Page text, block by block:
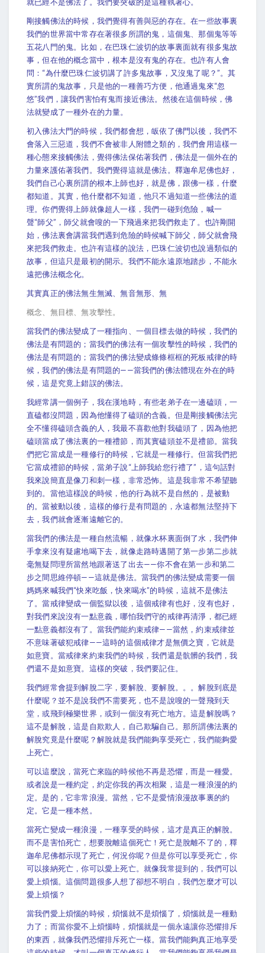
剛接觸佛法的時候，我們覺得有善與惡的存在。在一些故事裏
我們的世界當中常存在著很多所謂的鬼，這個鬼、那個鬼等等
五花八門的鬼。比如，在巴珠仁波切的故事裏面就有很多鬼故
事，但在他的概念當中，根本是沒有鬼的存在。也許有人會
問：“為什麼巴珠仁波切講了許多鬼故事，又沒鬼了呢？”。其
實所謂的鬼故事，只是他的一種善巧方便，他通過鬼來“忽
悠”我們，讓我們害怕有鬼而接近佛法。然後在這個時候，佛
法就變成了一種外在的力量。
初入佛法大門的時候，我們都會想，皈依了佛門以後，我們不
會落入三惡道，我們不會被非人附體之類的，我們會用這樣一
種心態來接觸佛法，覺得佛法保佑著我們，佛法是一個外在的
力量來護佑著我們。我們覺得這就是佛法。釋迦牟尼佛也好，
我們自己心裏所謂的根本上師也好，就是佛，跟佛一樣，什麼
都知道。其實，他什麼都不知道，他只不過知道一些佛法的道
理。你們覺得上師就像超人一樣，我們一碰到危險，喊一
聲“師父”，師父就會嗖的一下飛過來把我們救走了。也許剛開
始，佛法裏會講當我們遇到危險的時候喊下師父，師父就會飛
來把我們救走。也許有這樣的說法，巴珠仁波切也說過類似的
故事，但這只是最初的開示。我們不能永遠原地踏步，不能永
遠把佛法概念化。
其實真正的佛法無生無滅、無音無形、無
概念、無目標、無攻擊性。
當我們的佛法變成了一種指向、一個目標去做的時候，我們的
佛法是有問題的；當我們的佛法有一個攻擊性的時候，我們的
佛法是有問題的；當我們的佛法變成條條框框的死板戒律的時
候，我們的佛法是有問題的——當我們的佛法體現在外在的時
候，這是究竟上錯誤的佛法。
我經常講一個例子，我在漢地時，有些老弟子在一邊磕頭，一
直磕都沒問題，因為他懂得了磕頭的含義。但是剛接觸佛法完
全不懂得磕頭含義的人，我最不喜歡他對我磕頭了，因為他把
磕頭當成了佛法裏的一種禮節，而其實磕頭並不是禮節。當我
們把它當成是一種修行的時候，它就是一種修行。但當我們把
它當成禮節的時候，當弟子說“上師我給您行禮了”，這句話對
我來說簡直是像刀和刺一樣，非常恐怖。這是我非常不希望聽
到的。當他這樣說的時候，他的行為就不是自然的，是被動
的。當被動以後，這樣的修行是有問題的，永遠都無法堅持下
去，我們就會逐漸遠離它的。
當我們的佛法是一種自然流暢，就像水杯裏面倒了水，我們伸
手拿來沒有疑慮地喝下去，就像走路時邁開了第一步第二步就
毫無疑問理所當然地跟著送了出去——你不會在第一步和第二
步之間思維停頓——這就是佛法。當我們的佛法變成需要一個
媽媽來喊我們“快來吃飯，快來喝水”的時候，這就不是佛法
了。當戒律變成一個監獄以後，這個戒律有也好，沒有也好，
對我們來說沒有一點意義，哪怕我們守的戒律再清淨，都已經
一點意義都沒有了。當我們能約束戒律——當然，約束戒律並
不意味著破犯戒律——這時的這個戒律才是無價之寶，它就是
如意寶。當戒律來約束我們的時候，我們還是骯髒的我們，我
們還不是如意寶。這樣的突破，我們要記住。
我們經常會提到解脫二字，要解脫、要解脫。。。解脫到底是
什麼呢？並不是說我們不需要死，也不是說嗖的一聲飛到天
堂，或飛到極樂世界，或到一個沒有死亡地方。這是解脫嗎？
這不是解脫，這是自欺欺人，自己欺騙自己。那所謂佛法裏的
解脫究竟是什麼呢？解脫就是我們能夠享受死亡，我們能夠愛
上死亡。
可以這麼說，當死亡來臨的時候他不再是恐懼，而是一種愛。
或者說是一種約定，約定你我的再次相聚，這是一種浪漫的約
定。是的，它非常浪漫。當然，它不是愛情浪漫故事裏的約
定。它是一種本然。
當死亡變成一種浪漫，一種享受的時候，這才是真正的解脫。
而不是害怕死亡，想要脫離這個死亡！死亡是脫離不了的，釋
迦牟尼佛都示現了死亡，何況你呢？但是你可以享受死亡，你
可以接納死亡，你可以愛上死亡。就像我常提到的，我們可以
愛上煩惱。這個問題很多人想了卻想不明白，我們怎麼才可以
愛上煩惱？
當我們愛上煩惱的時候，煩惱就不是煩惱了，煩惱就是一種動
力了；而當你愛不上煩惱時，煩惱就是一個永遠讓你恐懼排斥
的東西，就像我們恐懼排斥死亡一樣。當我們能夠真正地享受